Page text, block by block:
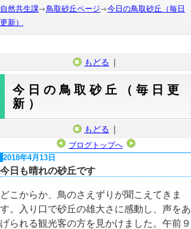
自然共生課
鳥取砂丘ページ
今日の鳥取砂丘（毎日
更新）
もどる ｜
今日の鳥取砂丘（毎日更
新）
もどる ｜
ブログトップへ
2018年4月13日
今日も晴れの砂丘です
どこからか、鳥のさえずりが聞こえてきま
す。入り口で砂丘の雄大さに感動し、声をあ
げられる観光客の方を見かけました。午前９